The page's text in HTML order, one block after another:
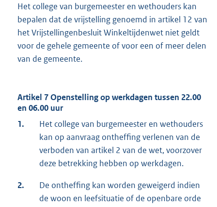
Het college van burgemeester en wethouders kan
bepalen dat de vrijstelling genoemd in artikel 12 van
het Vrijstellingenbesluit Winkeltijdenwet niet geldt
voor de gehele gemeente of voor een of meer delen
van de gemeente.
Artikel 7 Openstelling op werkdagen tussen 22.00
en 06.00 uur
1.
Het college van burgemeester en wethouders
kan op aanvraag ontheffing verlenen van de
verboden van artikel 2 van de wet, voorzover
deze betrekking hebben op werkdagen.
2.
De ontheffing kan worden geweigerd indien
de woon en leefsituatie of de openbare orde